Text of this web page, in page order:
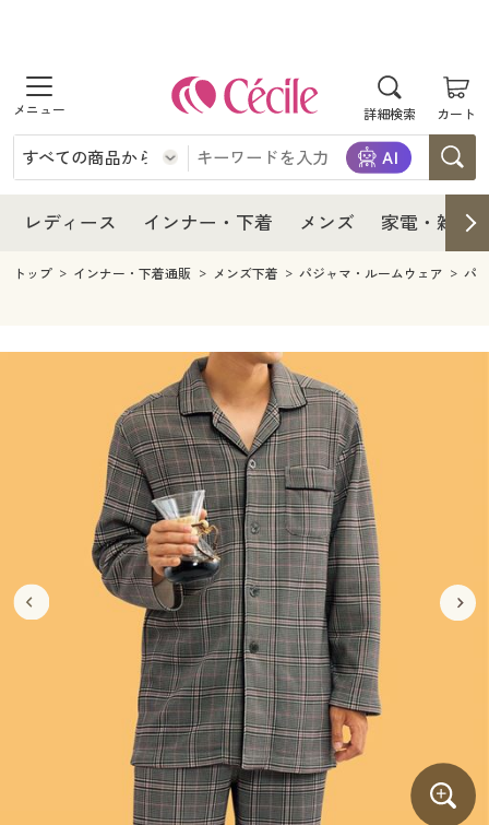
詳細検索 カート
商品を探す
レディース
レディースファッション
インナー・下着
インナー・下着通販すべて
ジュニア・ティーンズ下着
メンズ
メンズファッション
メンズ下着
家電・雑貨すべて
キッチン・雑貨・日用品
寝具・インテリア・家具
寝具・インテリア・家具通販すべて
家具・収納
寝具・ベッド
カーテン・ラグ・ファブリック
美容・健康
美容・健康通販すべて
美容・健康・サプリメント
制服・スクール
制服・スクールすべて
ジュニア・ティーンズ下着
大きいサイズ
大きいサイズ通販すべて
大きいサイズ レディース服
大きいサイズ レディース下着
大きいサイズ メンズ
バーゲンセール
シークレットセール
商品カテゴリ一覧
レディース インナー・下着 メンズ 家電・雑貨
レディース
レディース通販すべて
レディースファッション
インナー・下着
インナー・下着通販すべて
ジュニア・ティーンズ下着
メンズ
キッチン・雑貨・日用品
寝具・インテリア・家具通販すべて
寝具・ベッド
カーテン・ラグ・ファブリック
美容・健康通販すべて
美容・健康・サプリメント
制服・スクール
制服・スクールすべて
制服・学生服
ジュニア・ティーンズ下着
大きいサイズ
大きいサイズ通販すべて
大きいサイズ レディース服
大きいサイズ レディース下着
大きいサイズ メンズ
大きいサイズ 事務・制服
バーゲン
バーゲンセール
シークレットセール
詳細検索
商品カテゴリ一覧
カタログ・チラシからのご注文
トップ インナー・下着通販 メンズ下着 パジャマ・ルームウェア パ